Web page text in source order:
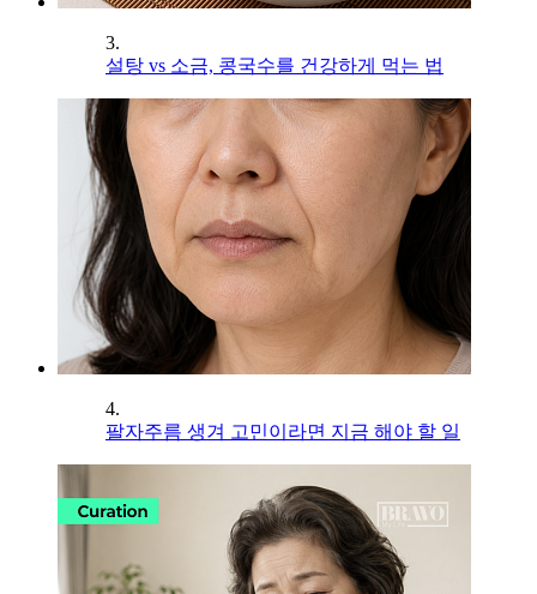
3.
설탕 vs 소금, 콩국수를 건강하게 먹는 법
4.
팔자주름 생겨 고민이라면 지금 해야 할 일